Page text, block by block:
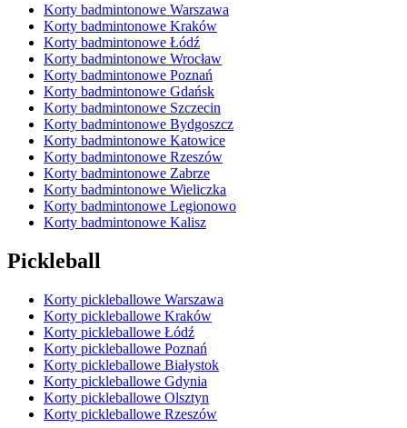
Korty badmintonowe Warszawa
Korty badmintonowe Kraków
Korty badmintonowe Łódź
Korty badmintonowe Wrocław
Korty badmintonowe Poznań
Korty badmintonowe Gdańsk
Korty badmintonowe Szczecin
Korty badmintonowe Bydgoszcz
Korty badmintonowe Katowice
Korty badmintonowe Rzeszów
Korty badmintonowe Zabrze
Korty badmintonowe Wieliczka
Korty badmintonowe Legionowo
Korty badmintonowe Kalisz
Pickleball
Korty pickleballowe Warszawa
Korty pickleballowe Kraków
Korty pickleballowe Łódź
Korty pickleballowe Poznań
Korty pickleballowe Białystok
Korty pickleballowe Gdynia
Korty pickleballowe Olsztyn
Korty pickleballowe Rzeszów